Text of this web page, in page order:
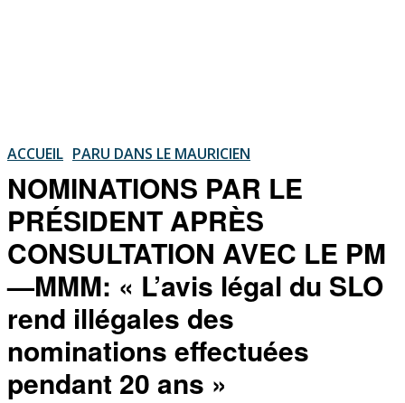
ACCUEIL PARU DANS LE MAURICIEN
NOMINATIONS PAR LE
PRÉSIDENT APRÈS
CONSULTATION AVEC LE PM
—MMM: « L’avis légal du SLO
rend illégales des
nominations effectuées
pendant 20 ans »